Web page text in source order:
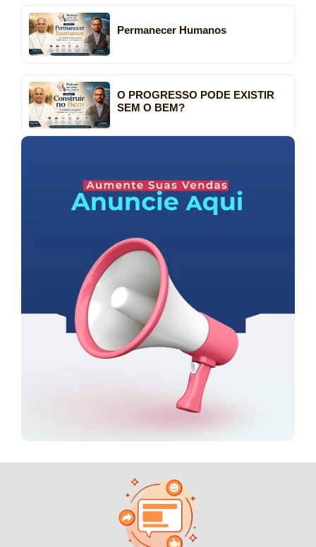
Permanecer Humanos
O PROGRESSO PODE EXISTIR
SEM O BEM?